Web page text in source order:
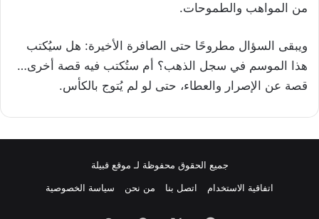
من المواهب والطموحات.
ويبقى السؤال مطروحًا حتى الصافرة الأخيرة: هل سيُكتب
هذا الموسم في سجل الذهب؟ أم ستُكتب فيه قصة أخرى…
قصة عن الإصرار والعطاء، حتى لو لم يُتوج بالكأس.
جميع الحقوق محفوظة لـ موقع قبيلة
اتفاقية الاستخدام
اتصل بنا من نحن سياسة الخصوصية